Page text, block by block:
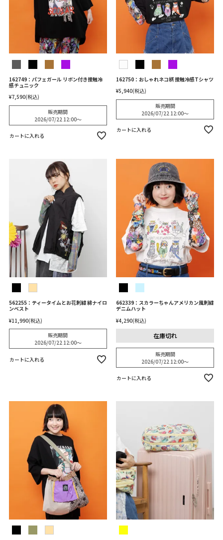
162749：パフェガール リボン付き接触冷
感チュニック
¥7,590 税込
販売期間
2026/07/22 12:00〜
カートに入れる
162750：おしゃれネコ柄 接触冷感Tシャツ
¥5,940 税込
販売期間
2026/07/22 12:00〜
カートに入れる
562255：ティータイムとお花刺繍 綿ナイロ
ンベスト
¥11,990 税込
販売期間
2026/07/22 12:00〜
カートに入れる
662339：スカラーちゃんアメリカン風刺繍
デニムハット
¥4,290 税込
在庫切れ
販売期間
2026/07/22 12:00〜
カートに入れる